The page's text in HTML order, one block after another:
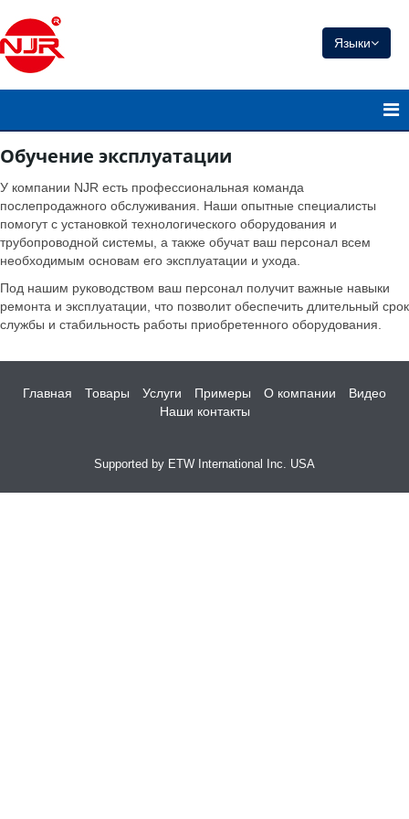
Языки
Обучение эксплуатации
У компании NJR есть профессиональная команда
послепродажного обслуживания. Наши опытные специалисты
помогут с установкой технологического оборудования и
трубопроводной системы, а также обучат ваш персонал всем
необходимым основам его эксплуатации и ухода.
Под нашим руководством ваш персонал получит важные навыки
ремонта и эксплуатации, что позволит обеспечить длительный срок
службы и стабильность работы приобретенного оборудования.
Главная Товары Услуги Примеры О компании
Видео
Наши контакты
Supported by ETW International Inc. USA